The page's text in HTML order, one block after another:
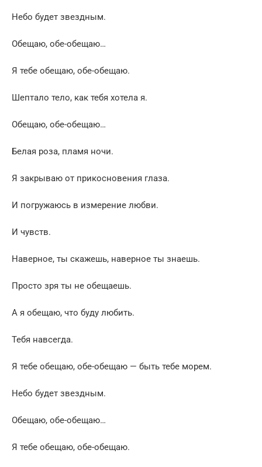
Небо будет звездным.
Обещаю, обе-обещаю…
Я тебе обещаю, обе-обещаю.
Шептало тело, как тебя хотела я.
Обещаю, обе-обещаю…
Белая роза, пламя ночи.
Я закрываю от прикосновения глаза.
И погружаюсь в измерение любви.
И чувств.
Наверное, ты скажешь, наверное ты знаешь.
Просто зря ты не обещаешь.
А я обещаю, что буду любить.
Тебя навсегда.
Я тебе обещаю, обе-обещаю — быть тебе морем.
Небо будет звездным.
Обещаю, обе-обещаю…
Я тебе обещаю, обе-обещаю.